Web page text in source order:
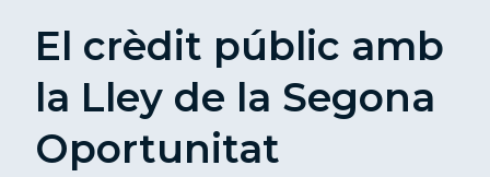
El crèdit públic amb
la Lley de la Segona
Oportunitat